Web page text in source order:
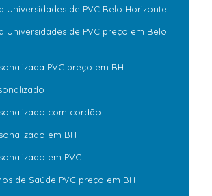
Universidades de PVC Belo Horizonte
Universidades de PVC preço em Belo
PVC preço em BH
com cordão
em BH
em PVC
de Saúde PVC preço em BH